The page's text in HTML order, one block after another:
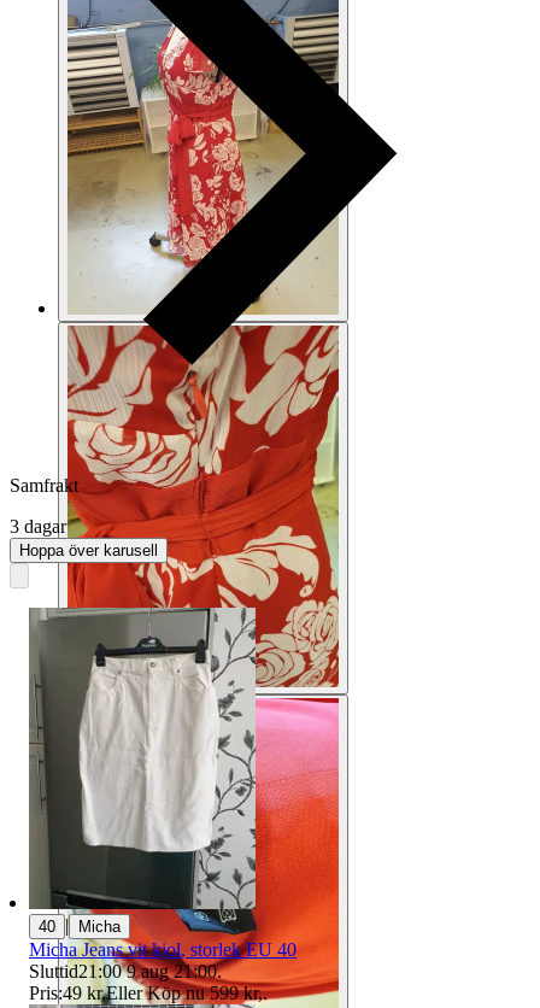
Samfrakt
3 dagar
Hoppa över karusell
40 | Micha
Micha Jeans vit kjol, storlek EU 40
Sluttid21:00 9 aug 21:00.
Pris:49 kr,Eller Köp nu 599 kr,.